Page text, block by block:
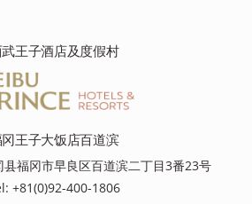
王子酒店及度假村
王子大饭店百道滨
福冈市早良区百道滨二丁目3番23号
+81(0)92-400-1806